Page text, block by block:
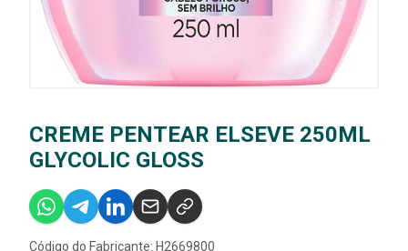
CREME PENTEAR ELSEVE 250ML
GLYCOLIC GLOSS
Código do Fabricante: H2669800